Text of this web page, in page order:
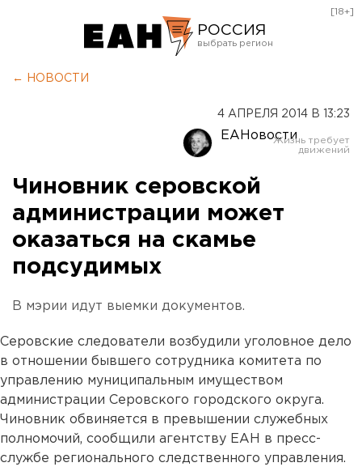
РОССИЯ
Оренбург
[18+]
← НОВОСТИ
4 АПРЕЛЯ 2014 В 13:23
ЕАНовости
Чиновник серовской
администрации может
оказаться на скамье
подсудимых
В мэрии идут выемки документов.
Серовские следователи возбудили уголовное дело
в отношении бывшего сотрудника комитета по
управлению муниципальным имуществом
администрации Серовского городского округа.
Чиновник обвиняется в превышении служебных
полномочий, сообщили агентству ЕАН в пресс-
службе регионального следственного управления.